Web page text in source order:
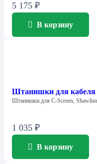
5 175 ₽
В корзину
Штанишки для кабеля
Штанишки для C-Screen,
1 035 ₽
В корзину